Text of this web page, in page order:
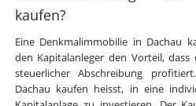
kaufen?
Eine Denkmalimmobilie in Dachau
den Kapitalanleger den Vorteil,
steuerlicher Abschreibung
Dachau kaufen heisst, in eine